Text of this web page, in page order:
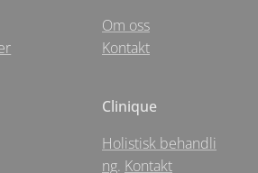
Om oss
Kontakt
Clinique
Holistisk behandli
ng. Kontakt